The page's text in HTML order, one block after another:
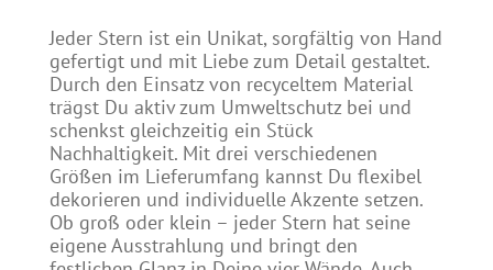
Jeder Stern ist ein Unikat, sorgfältig von Hand
gefertigt und mit Liebe zum Detail gestaltet.
Durch den Einsatz von recyceltem Material
trägst Du aktiv zum Umweltschutz bei und
schenkst gleichzeitig ein Stück
Nachhaltigkeit. Mit drei verschiedenen
Größen im Lieferumfang kannst Du flexibel
dekorieren und individuelle Akzente setzen.
Ob groß oder klein – jeder Stern hat seine
eigene Ausstrahlung und bringt den